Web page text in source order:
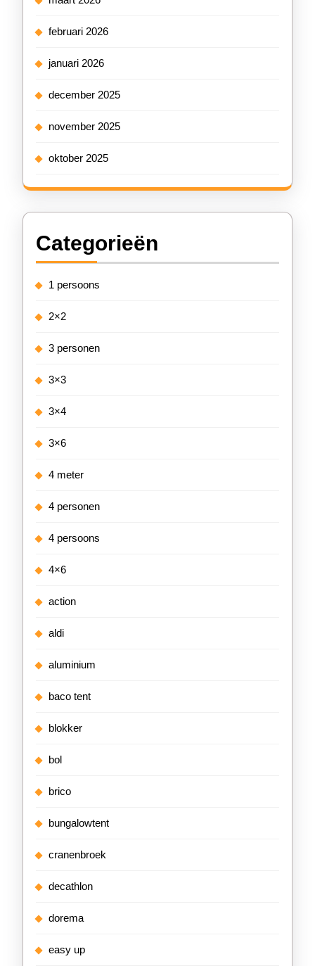
februari 2026
januari 2026
december 2025
november 2025
oktober 2025
Categorieën
1 persoons
2×2
3 personen
3×3
3×4
3×6
4 meter
4 personen
4 persoons
4×6
action
aldi
aluminium
baco tent
blokker
bol
brico
bungalowtent
cranenbroek
decathlon
dorema
easy up